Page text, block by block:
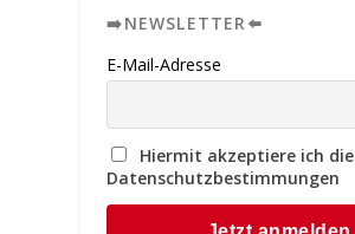
➡️NEWSLETTER⬅️
E-Mail-Adresse
Hiermit akzeptiere ich die
Datenschutzbestimmungen